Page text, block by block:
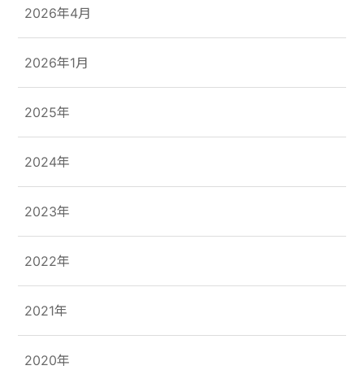
2026年4月
2026年1月
2025年
2024年
2023年
2022年
2021年
2020年